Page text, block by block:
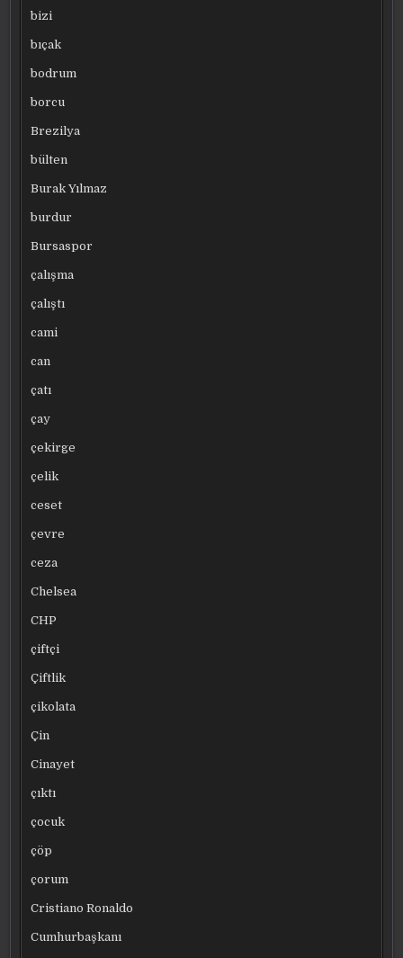
bizi
bıçak
bodrum
borcu
Brezilya
bülten
Burak Yılmaz
burdur
Bursaspor
çalışma
çalıştı
cami
can
çatı
çay
çekirge
çelik
ceset
çevre
ceza
Chelsea
CHP
çiftçi
Çiftlik
çikolata
Çin
Cinayet
çıktı
çocuk
çöp
çorum
Cristiano Ronaldo
Cumhurbaşkanı